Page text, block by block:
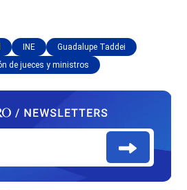
INE
Guadalupe Taddei
de jueces y ministros